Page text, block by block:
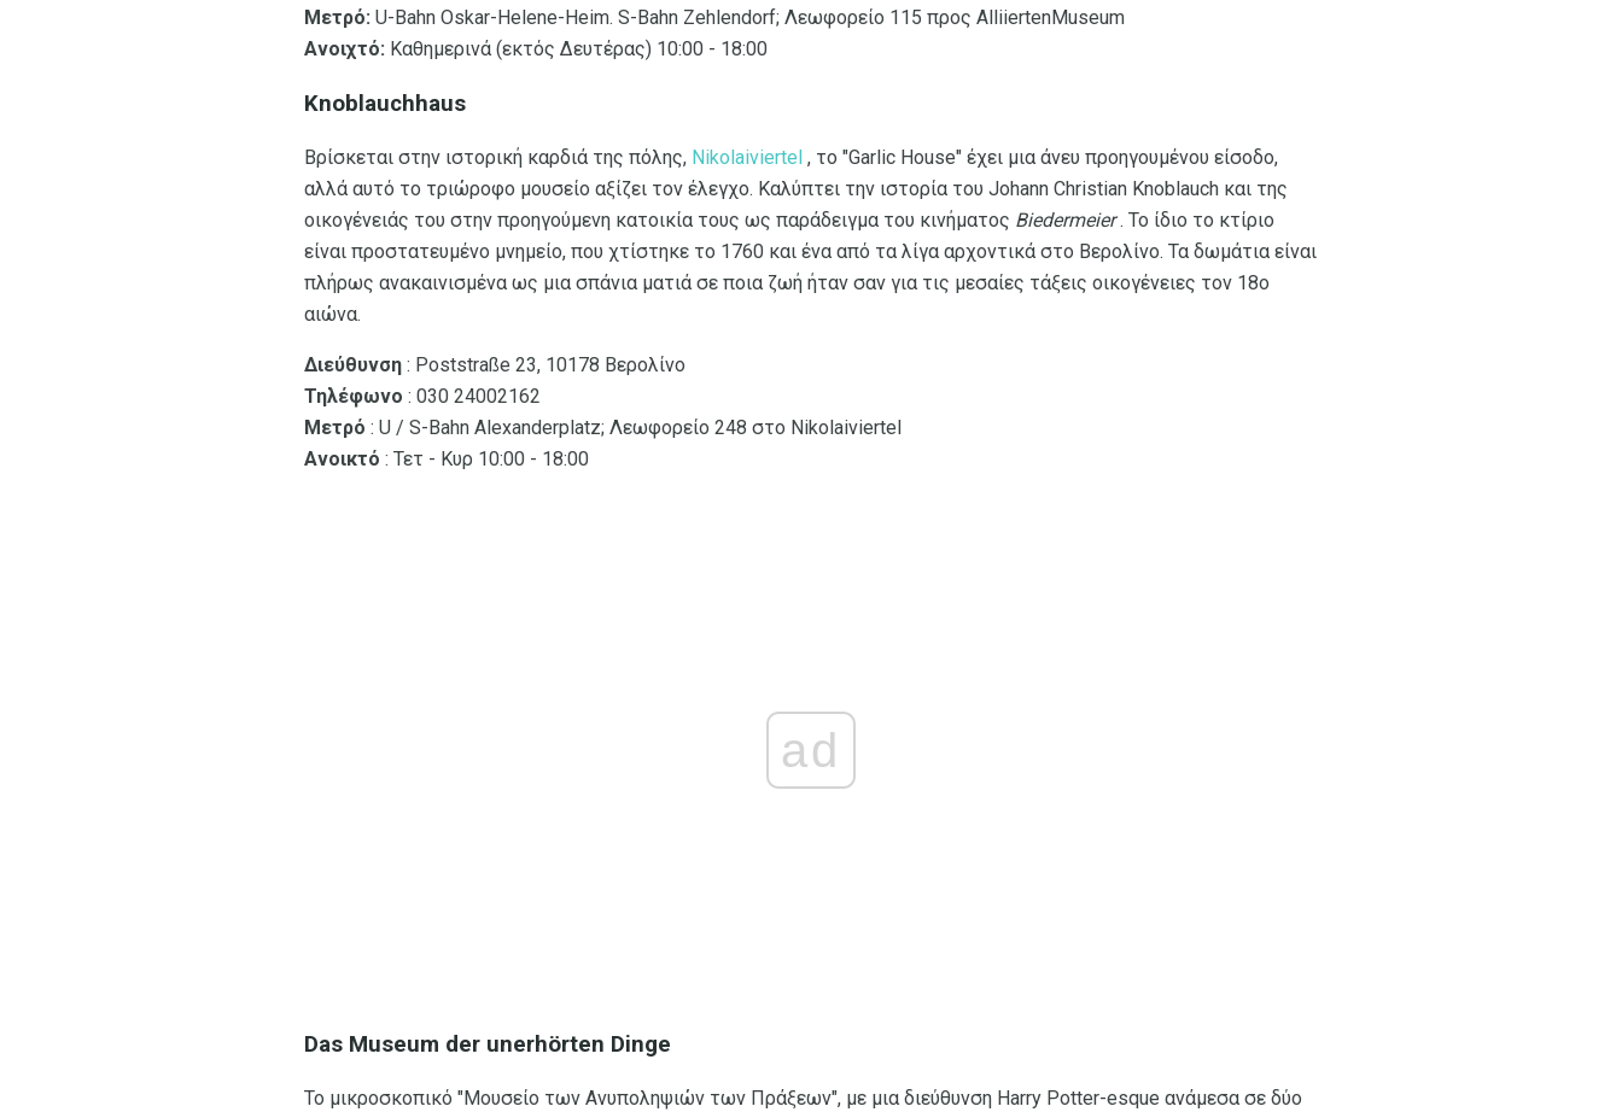
Μετρό: U-Bahn Oskar-Helene-Heim. S-Bahn Zehlendorf; Λεωφορείο 115 προς AlliiertenMuseum
Ανοιχτό: Καθημερινά (εκτός Δευτέρας) 10:00 - 18:00
Knoblauchhaus
Βρίσκεται στην ιστορική καρδιά της πόλης, Nikolaiviertel , το "Garlic House" έχει μια άνευ προηγουμένου είσοδο,
αλλά αυτό το τριώροφο μουσείο αξίζει τον έλεγχο. Καλύπτει την ιστορία του Johann Christian Knoblauch και της
οικογένειάς του στην προηγούμενη κατοικία τους ως παράδειγμα του κινήματος Biedermeier. Το ίδιο το κτίριο
είναι προστατευμένο μνημείο, που χτίστηκε το 1760 και ένα από τα λίγα αρχοντικά στο Βερολίνο. Τα δωμάτια είναι
πλήρως ανακαινισμένα ως μια σπάνια ματιά σε ποια ζωή ήταν σαν για τις μεσαίες τάξεις οικογένειες τον 18ο
αιώνα.
Διεύθυνση : Poststraße 23, 10178 Βερολίνο
Τηλέφωνο : 030 24002162
Μετρό : U / S-Bahn Alexanderplatz; Λεωφορείο 248 στο Nikolaiviertel
Ανοικτό : Τετ - Κυρ 10:00 - 18:00
ad
Das Museum der unerhörten Dinge
Το μικροσκοπικό "Μουσείο των Ανυποληψιών των Πράξεων", με μια διεύθυνση Harry Potter-esque ανάμεσα σε δύο